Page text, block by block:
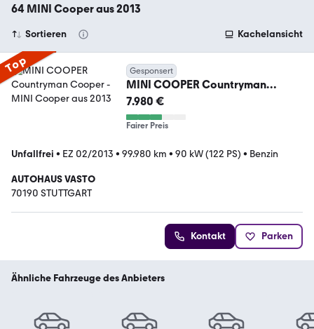
64 MINI Cooper aus 2013
Sortieren Kachelansicht
Top Gesponsert
MINI COOPER Countryman
Cooper
7.980 €
Fairer Preis
Unfallfrei • EZ 02/2013 • 99.980 km • 90 kW (122 PS) • Benzin
AUTOHAUS VASTO
70190 STUTTGART
Kontakt Parken
Ähnliche Fahrzeuge des Anbieters